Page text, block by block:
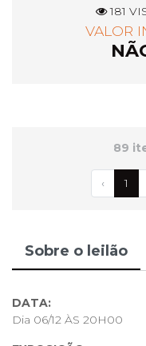
181
VALOR
89
‹ 1
Sobre o leilão
DATA:
Dia 06/12 ÀS 20H00